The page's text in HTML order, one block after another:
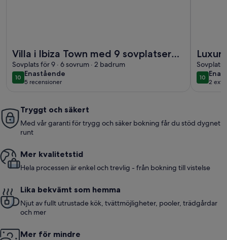
Villa i Ibiza Town med 9 sovplatser
med privat pool, nära Playa den
Bossa
Sovplats för 9 · 6 sovrum · 2 badrum
1010 av 10
Enastående
enastående
5 recensioner
(5 recensioner)
Oasis
Sovplats
1010 av 10
2
Tryggt och säkert
Med vår garanti för trygg och säker bokning får du stöd dygnet
runt
Mer kvalitetstid
Hela processen är enkel och trevlig - från bokning till vistelse
Lika bekvämt som hemma
Njut av fullt utrustade kök, tvättmöjligheter, pooler, trädgårdar
och mer
Mer för mindre